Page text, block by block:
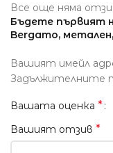
Все още няма
Бъдете първият
Bergamo,
Вашият имейл
Задължителните
Вашата оценка *
Вашият отзив *